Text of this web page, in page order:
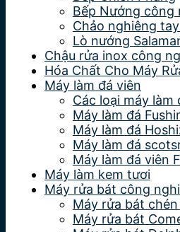
Bếp Nướng công
Chảo nghiêng
Lò nướng
Chậu rửa inox công
Hóa Chất Cho Máy
Máy làm đá viên
Các loại máy làm
Máy làm đá
Máy làm đá
Máy làm đá
Máy làm đá viên
Máy làm kem tươi
Máy rửa bát công
Máy rửa bát
Máy rửa bát